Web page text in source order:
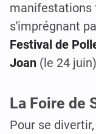
manifestations
s'imprégnant
Festival de
Joan (le 24
La Foire de
Pour se